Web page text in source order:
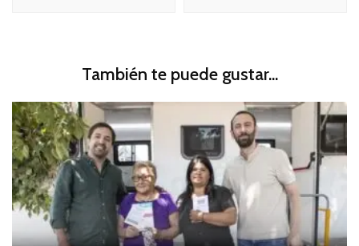
También te puede gustar...